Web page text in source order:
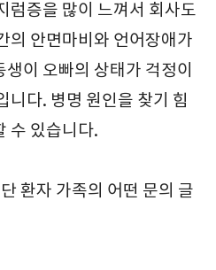
럼증을 많이 느껴서 회사도
의 안면마비와 언어장애가
이 오빠의 상태가 걱정이
니다. 병명 원인을 찾기 힘
수 있습니다.
환자 가족의 어떤 문의 글